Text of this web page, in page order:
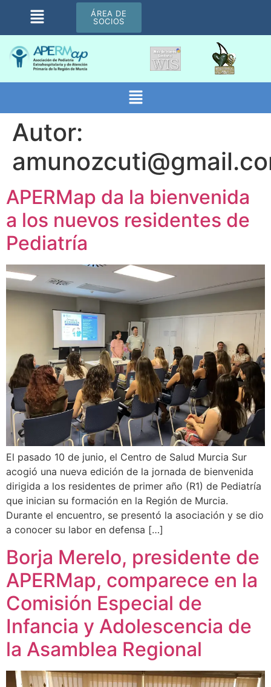
ÁREA DE
SOCIOS
Autor:
APERMap da la bienvenida
a los nuevos residentes de
Pediatría
El pasado 10 de junio, el Centro de Salud Murcia Sur
acogió una nueva edición de la jornada de bienvenida
dirigida a los residentes de primer año (R1) de Pediatría
que inician su formación en la Región de Murcia.
Durante el encuentro, se presentó la asociación y se dio
a conocer su labor en defensa […]
Borja Merelo, presidente de
APERMap, comparece en la
Comisión Especial de
Infancia y Adolescencia de
la Asamblea Regional